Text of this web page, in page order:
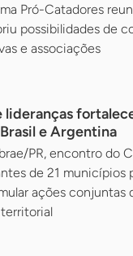
Pró-Catadores
possibilidades de
e associações
lideranças
e Argentina
PR, encontro do
de 21 municípios
ações conjuntas